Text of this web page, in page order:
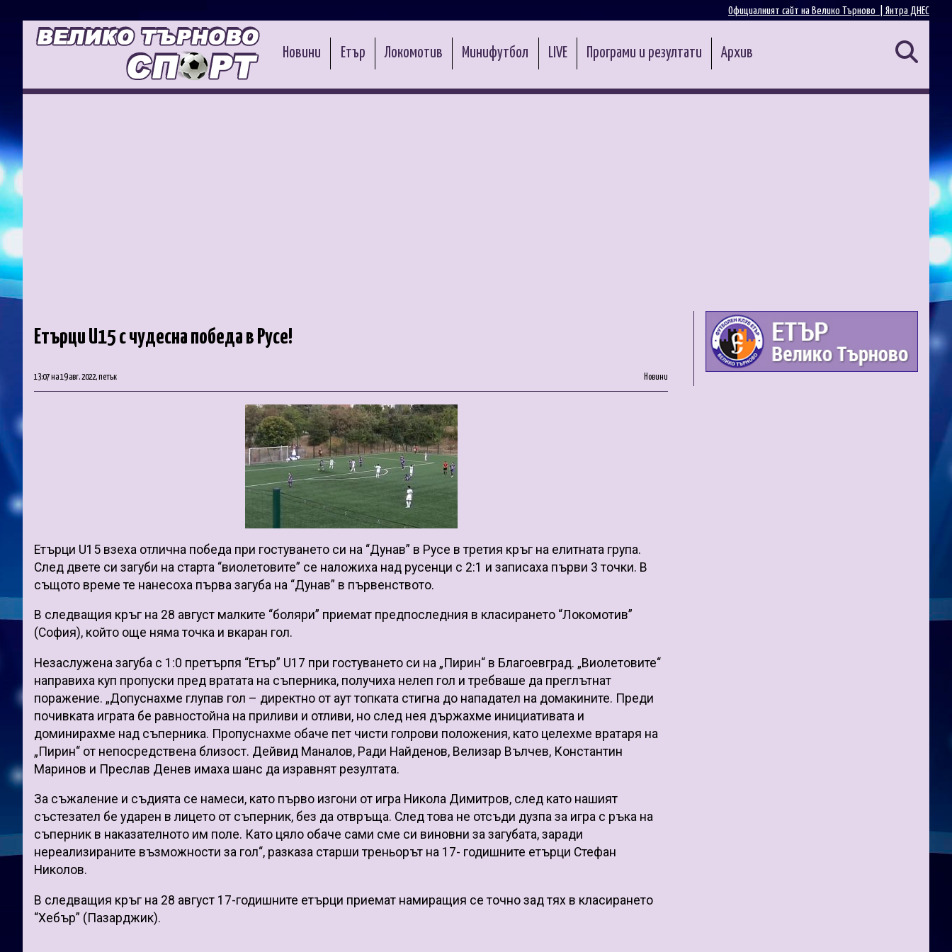
Янтра ДНЕС
Официалният сайт на Велико Търново |
Новини Етър Локомотив Минифутбол LIVE Програми и резултати Архив
Етърци U15 с чудесна победа в Русе!
13:07 на 19 авг. 2022, петък Новини
Етърци U15 взеха отлична победа при гостуването си на “Дунав” в Русе в третия кръг на елитната група.
След двете си загуби на старта “виолетовите” се наложиха над русенци с 2:1 и записаха първи 3 точки. В
същото време те нанесоха първа загуба на “Дунав” в първенството.
В следващия кръг на 28 август малките “боляри” приемат предпоследния в класирането “Локомотив”
(София), който още няма точка и вкаран гол.
Незаслужена загуба с 1:0 претърпя “Етър” U17 при гостуването си на „Пирин“ в Благоевград. „Виолетовите“
направиха куп пропуски пред вратата на съперника, получиха нелеп гол и требваше да преглътнат
поражение. „Допуснахме глупав гол – директно от аут топката стигна до нападател на домакините. Преди
почивката играта бе равностойна на приливи и отливи, но след нея държахме инициативата и
доминирахме над съперника. Пропуснахме обаче пет чисти голрови положения, като целехме вратаря на
„Пирин“ от непосредствена близост. Дейвид Маналов, Ради Найденов, Велизар Вълчев, Константин
Маринов и Преслав Денев имаха шанс да изравнят резултата.
За съжаление и съдията се намеси, като първо изгони от игра Никола Димитров, след като нашият
състезател бе ударен в лицето от съперник, без да отвръща. След това не отсъди дузпа за игра с ръка на
съперник в наказателното им поле. Като цяло обаче сами сме си виновни за загубата, заради
нереализираните възможности за гол“, разказа старши треньорът на 17- годишните етърци Стефан
Николов.
В следващия кръг на 28 август 17-годишните етърци приемат намиращия се точно зад тях в класирането
“Хебър” (Пазарджик).